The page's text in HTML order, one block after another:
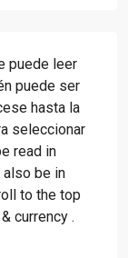
leer
puede ser
hasta la
seleccionar
read in
also be in
to the top
currency .